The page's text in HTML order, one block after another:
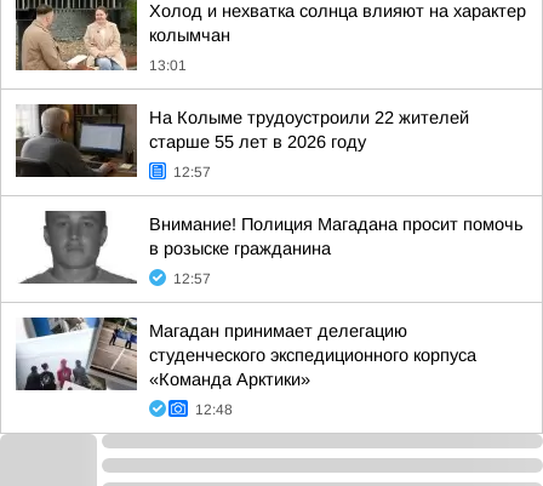
Холод и нехватка солнца влияют на характер
колымчан
13:01
На Колыме трудоустроили 22 жителей
старше 55 лет в 2026 году
12:57
Внимание! Полиция Магадана просит помочь
в розыске гражданина
12:57
Магадан принимает делегацию
студенческого экспедиционного корпуса
«Команда Арктики»
12:48